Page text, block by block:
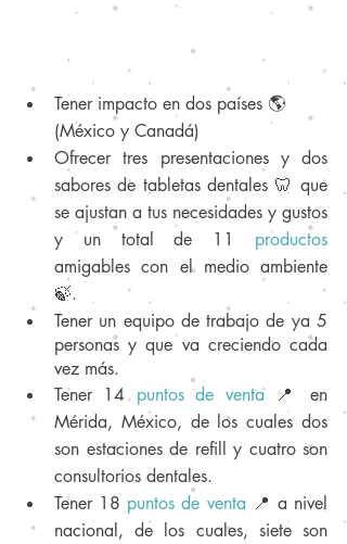
Tener impacto en dos países 🌎
(México y Canadá)
Ofrecer tres presentaciones y dos
sabores de tabletas dentales 🦷 que
se ajustan a tus necesidades y gustos
y un total de 11
amigables con el medio ambiente
🍃.
Tener un equipo de trabajo de ya 5
personas y que va creciendo cada
vez más.
Tener 14 puntos de venta
📍 en
Mérida, México, de los cuales dos
son estaciones de refill y cuatro son
consultorios dentales.
Tener 18 puntos de venta 📍 a nivel
nacional, de los cuales, siete son